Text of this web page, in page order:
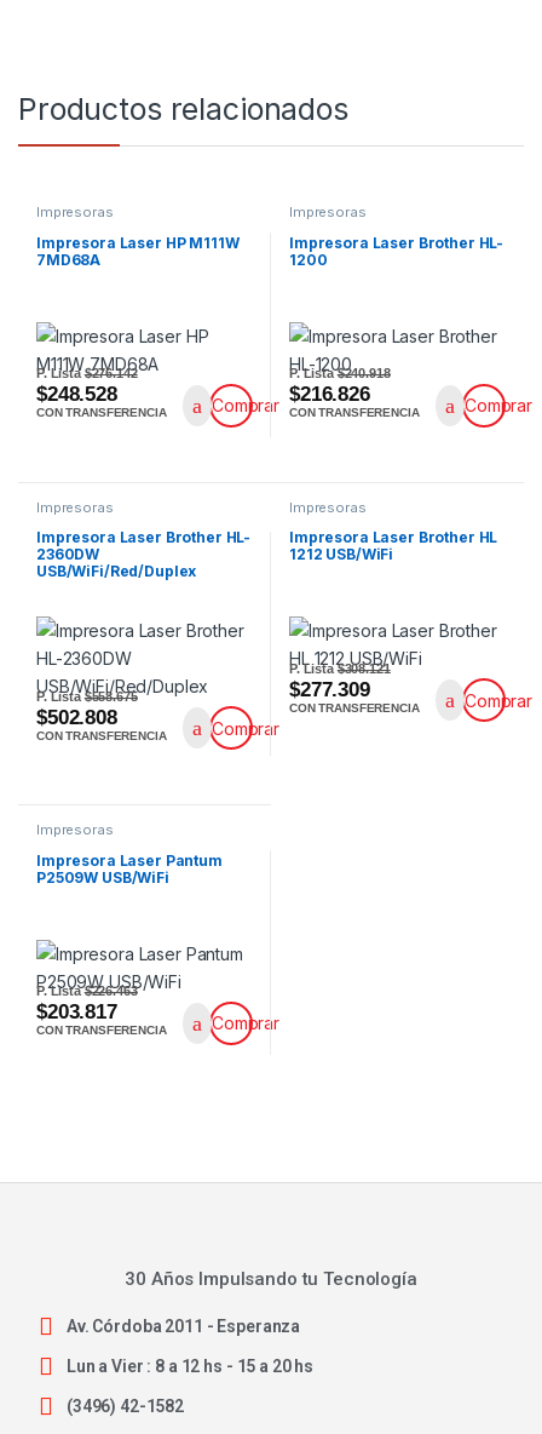
Productos relacionados
Impresoras
Impresora Laser HP M111W
7MD68A
P. Lista$276.142
$248.528
CON TRANSFERENCIA Comprar
Impresoras
Impresora Laser Brother HL-
1200
P. Lista$240.918
$216.826
CON TRANSFERENCIA Comprar
Impresoras
Impresora Laser Brother HL-
2360DW
USB/WiFi/Red/Duplex
P. Lista$558.675
$502.808
CON TRANSFERENCIA Comprar
Impresoras
Impresora Laser Brother HL
1212 USB/WiFi
P. Lista$308.121
$277.309
CON TRANSFERENCIA Comprar
Impresoras
Impresora Laser Pantum
P2509W USB/WiFi
P. Lista$226.463
$203.817
CON TRANSFERENCIA Comprar
30 Años Impulsando tu Tecnología
Av. Córdoba 2011 - Esperanza
Lun a Vier : 8 a 12 hs - 15 a 20 hs
(3496) 42-1582